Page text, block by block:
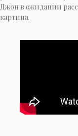
Джон в ожидании
картина.